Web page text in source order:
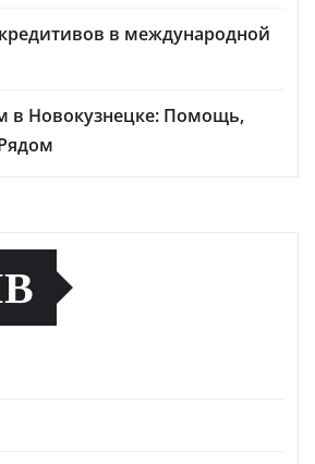
в международной
в Новокузнецке: Помощь,